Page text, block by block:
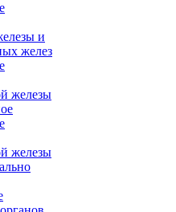
и
желез
железы
железы